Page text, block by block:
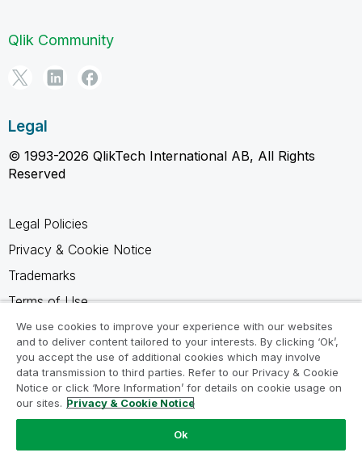
Qlik Community
Legal
© 1993-2026 QlikTech International AB, All Rights
Reserved
Legal Policies
Privacy & Cookie Notice
Trademarks
Terms of Use
Legal Agreements
Product Terms
Do not share my info
We use cookies to improve your experience with our websites
and to deliver content tailored to your interests. By clicking ‘Ok’,
you accept the use of additional cookies which may involve
data transmission to third parties. Refer to our Privacy & Cookie
Notice or click ‘More Information’ for details on cookie usage on
our sites. Privacy & Cookie Notice
Ok